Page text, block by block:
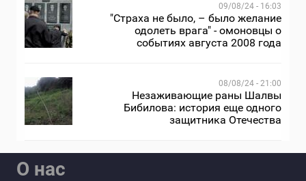
09/08/24 - 16:03
"Страха не было, – было желание
одолеть врага" - омоновцы о
событиях августа 2008 года
08/08/24 - 21:00
Незаживающие раны Шалвы
Бибилова: история еще одного
защитника Отечества
О нас